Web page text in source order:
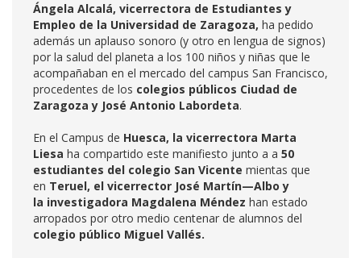
Ángela Alcalá, vicerrectora de Estudiantes y
Empleo de la Universidad de Zaragoza, ha pedido
además un aplauso sonoro (y otro en lengua de signos)
por la salud del planeta a los 100 niños y niñas que le
acompañaban en el mercado del campus San Francisco,
procedentes de los colegios públicos Ciudad de
Zaragoza y José Antonio Labordeta.
En el Campus de Huesca, la vicerrectora Marta
Liesa ha compartido este manifiesto junto a a 50
estudiantes del colegio San Vicente mientas que
en Teruel, el vicerrector José Martín—Albo y
la investigadora Magdalena Méndez han estado
arropados por otro medio centenar de alumnos del
colegio público Miguel Vallés.